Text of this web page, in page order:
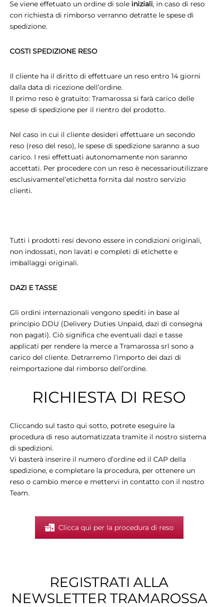
Se viene effetuato un ordine di sole iniziali, in caso di reso
con richiesta di rimborso verranno detratte le spese di
spedizione.
COSTI SPEDIZIONE RESO
Il cliente ha il diritto di effettuare un reso entro 14 giorni
dalla data di ricezione dell’ordine.
Il primo reso è gratuito: Tramarossa si farà carico delle
spese di spedizione per il rientro del prodotto.
Nel caso in cui il cliente desideri effettuare un secondo
reso (reso del reso), le spese di spedizione saranno a suo
carico. I resi effettuati autonomamente non saranno
accettati. Per procedere con un reso è necessarioutilizzare
esclusivamentel’etichetta fornita dal nostro servizio
clienti.
Tutti i prodotti resi devono essere in condizioni originali,
non indossati, non lavati e completi di etichette e
imballaggi originali.
DAZI E TASSE
Gli ordini internazionali vengono spediti in base al
principio DDU (Delivery Duties Unpaid, dazi di consegna
non pagati). Ciò significa che eventuali dazi e tasse
applicati per rendere la merce a Tramarossa srl sono a
carico del cliente. Detrarremo l’importo dei dazi di
reimportazione dal rimborso dell’ordine.
RICHIESTA DI RESO
Cliccando sul tasto qui sotto, potrete eseguire la
procedura di reso automatizzata tramite il nostro sistema
di spedizioni.
Vi basterà inserire il numero d’ordine ed il CAP della
spedizione, e completare la procedura, per ottenere un
reso o cambio merce e mettervi in contatto con il nostro
Team.
Clicca qui per la procedura di reso
REGISTRATI ALLA
NEWSLETTER TRAMAROSSA